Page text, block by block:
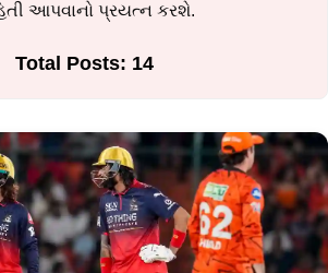
આપવાનો પ્રયત્ન કરશે.
Total Posts: 14